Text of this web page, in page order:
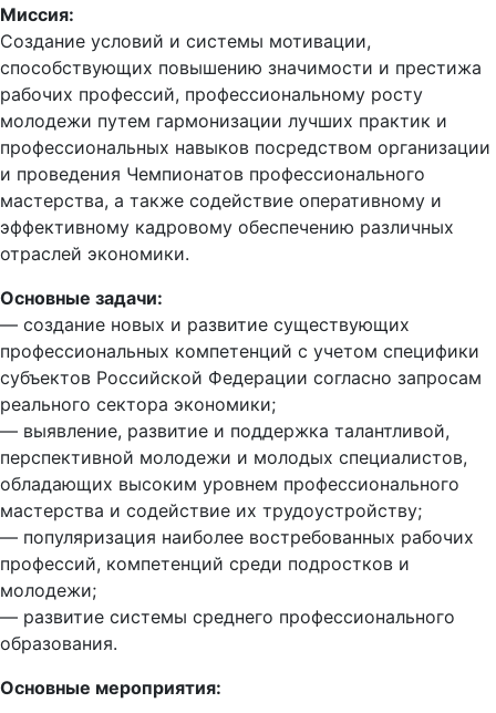
Миссия:
Создание условий и системы мотивации,
способствующих повышению значимости и престижа
рабочих профессий, профессиональному росту
молодежи путем гармонизации лучших практик и
профессиональных навыков посредством организации
и проведения Чемпионатов профессионального
мастерства, а также содействие оперативному и
эффективному кадровому обеспечению различных
отраслей экономики.
Основные задачи:
— создание новых и развитие существующих
профессиональных компетенций с учетом специфики
субъектов Российской Федерации согласно запросам
реального сектора экономики;
— выявление, развитие и поддержка талантливой,
перспективной молодежи и молодых специалистов,
обладающих высоким уровнем профессионального
мастерства и содействие их трудоустройству;
— популяризация наиболее востребованных рабочих
профессий, компетенций среди подростков и
молодежи;
— развитие системы среднего профессионального
образования.
Основные мероприятия: